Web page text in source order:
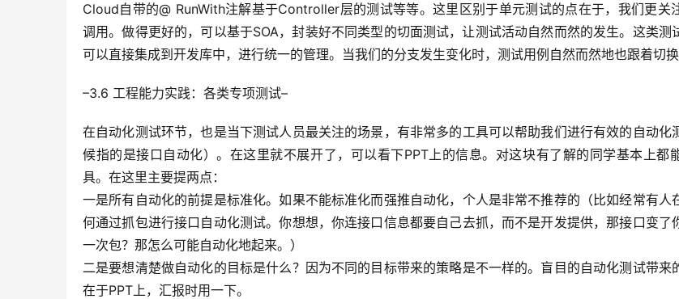
Cloud自带的@ RunWith注解基于Controller层的测试等等。这里区别于单元测试的点在于，我们更关
调用。做得更好的，可以基于SOA，封装好不同类型的切面测试，让测试活动自然而然的发生。这类测
可以直接集成到开发库中，进行统一的管理。当我们的分支发生变化时，测试用例自然而然地也跟着切换
–3.6 工程能力实践：各类专项测试–
在自动化测试环节，也是当下测试人员最关注的场景，有非常多的工具可以帮助我们进行有效的自动化
候指的是接口自动化）。在这里就不展开了，可以看下PPT上的信息。对这块有了解的同学基本上都
具。在这里主要提两点：
一是所有自动化的前提是标准化。如果不能标准化而强推自动化，个人是非常不推荐的（比如经常有人
何通过抓包进行接口自动化测试。你想想，你连接口信息都要自己去抓，而不是开发提供，那接口变了
一次包？那怎么可能自动化地起来。）
二是要想清楚做自动化的目标是什么？因为不同的目标带来的策略是不一样的。盲目的自动化测试带来
在于PPT上，汇报时用一下。